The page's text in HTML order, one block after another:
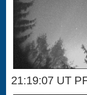
21:19:07 UT